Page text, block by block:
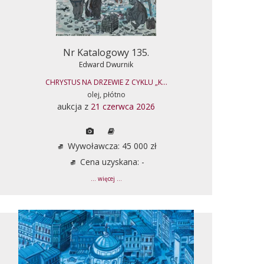
Nr Katalogowy 135.
Edward Dwurnik
CHRYSTUS NA DRZEWIE Z CYKLU „K...
olej, płótno
aukcja z 21 czerwca 2026
Wywoławcza: 45 000 zł
Cena uzyskana: -
... więcej ...